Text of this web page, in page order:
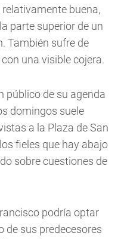
buena,
parte superior de un
También sufre de
una visible cojera.
público de su agenda
domingos suele
a la Plaza de San
fieles que hay abajo
sobre cuestiones de
podría optar
de sus predecesores